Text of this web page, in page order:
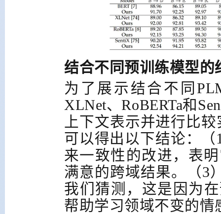
结合不同预训练模型的
为了展示结合不同
XLNet、RoBERTa和
上下文表示并进行比
可以得出以下结论：（
来一致性的改进，表
满意的跨域结果。（3
我们猜测，这是因为
帮助学习领域不变的情